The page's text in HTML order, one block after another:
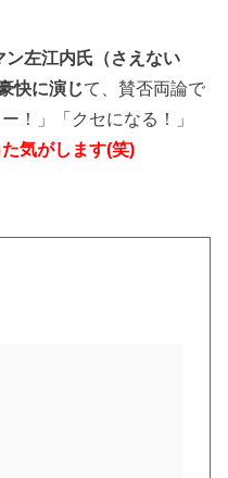
左江内氏（さえない
快に演じて、賛否両論で
！」「クセになる！」
気がします(笑)